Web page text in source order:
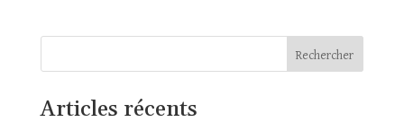
Rechercher
Articles récents